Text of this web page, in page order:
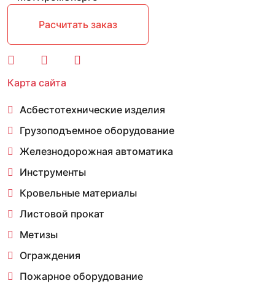
Расчитать заказ
Карта сайта
Асбестотехнические изделия
Грузоподъемное оборудование
Железнодорожная автоматика
Инструменты
Кровельные материалы
Листовой прокат
Метизы
Ограждения
Пожарное оборудование